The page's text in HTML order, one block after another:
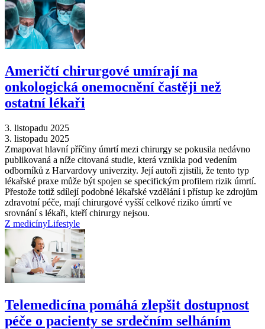
Američtí chirurgové umírají na
onkologická onemocnění častěji než
ostatní lékaři
3. listopadu 2025
3. listopadu 2025
Zmapovat hlavní příčiny úmrtí mezi chirurgy se pokusila nedávno
publikovaná a níže citovaná studie, která vznikla pod vedením
odborníků z Harvardovy univerzity. Její autoři zjistili, že tento typ
lékařské praxe může být spojen se specifickým profilem rizik úmrtí.
Přestože totiž sdílejí podobné lékařské vzdělání i přístup ke zdrojům
zdravotní péče, mají chirurgové vyšší celkové riziko úmrtí ve
srovnání s lékaři, kteří chirurgy nejsou.
Z medicínyLifestyle
Telemedicína pomáhá zlepšit dostupnost
péče o pacienty se srdečním selháním